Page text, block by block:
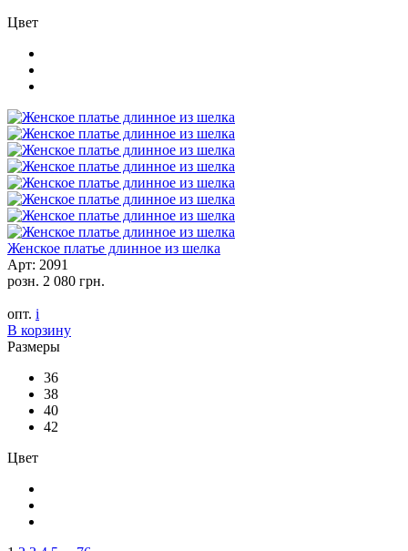
Цвет
Женское платье длинное из шелка
Арт: 2091
розн. 2 080 грн.
опт. i
В корзину
Размеры
36
38
40
42
Цвет